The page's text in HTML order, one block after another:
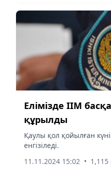
Елімізде ІІМ
құрылды
Қаулы қол қойылған
енгізіледі.
11.11.2024 15:02 • 1,115